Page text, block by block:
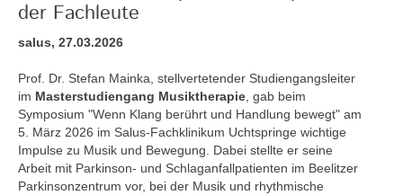
der Fachleute
salus, 27.03.2026
Prof. Dr. Stefan Mainka, stellvertetender Studiengangsleiter
im Masterstudiengang Musiktherapie , gab beim
Symposium "Wenn Klang berührt und Handlung bewegt" am
5. März 2026 im Salus-Fachklinikum Uchtspringe wichtige
Impulse zu Musik und Bewegung. Dabei stellte er seine
Arbeit mit Parkinson- und Schlaganfallpatienten im Beelitzer
Parkinsonzentrum vor, bei der Musik und rhythmische